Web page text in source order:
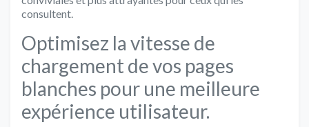
consultent.
Optimisez la vitesse de
chargement de vos pages
blanches pour une meilleure
expérience utilisateur.